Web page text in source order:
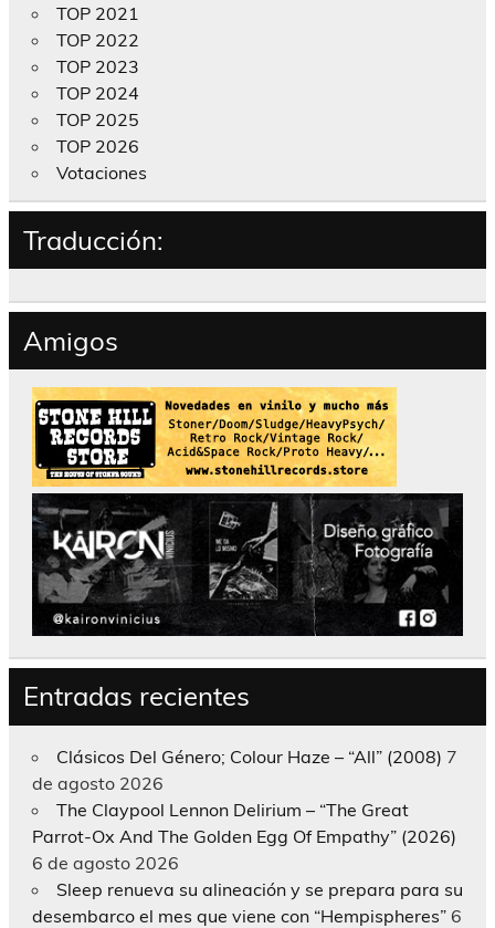
TOP 2021
TOP 2022
TOP 2023
TOP 2024
TOP 2025
TOP 2026
Votaciones
Traducción:
Amigos
Entradas recientes
Clásicos Del Género; Colour Haze – “All” (2008) 7
de agosto 2026
The Claypool Lennon Delirium – “The Great
Parrot-Ox And The Golden Egg Of Empathy” (2026)
6 de agosto 2026
Sleep renueva su alineación y se prepara para su
desembarco el mes que viene con “Hempispheres” 6